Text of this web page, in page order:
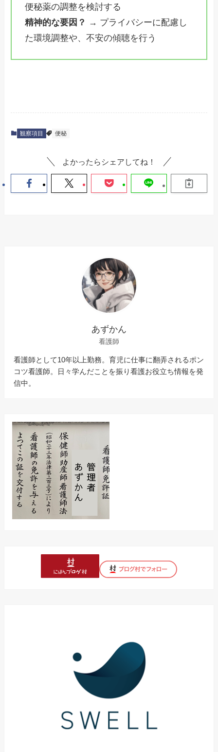
便秘薬の調整を検討する
精神的な要因？ → プライバシーに配慮し
た環境調整や、不安の傾聴を行う
観察項目 便秘
よかったらシェアしてね！
あずかん
看護師
看護師として10年以上勤務。育児に仕事に翻弄されるポン
コツ看護師。日々学んだことを振り看護お役立ち情報を発
信中。